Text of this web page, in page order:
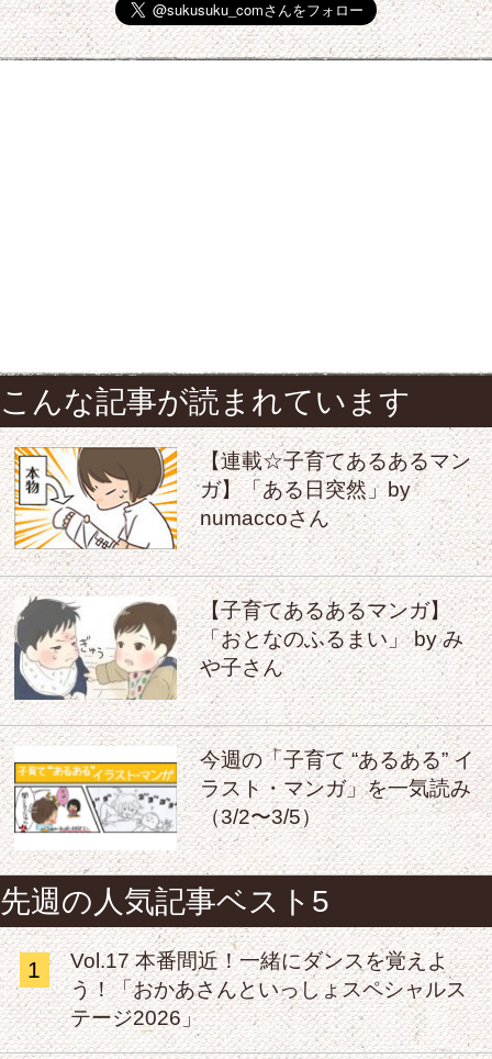
こんな記事が読まれています
【連載☆子育てあるあるマン
ガ】「ある日突然」by
numaccoさん
【子育てあるあるマンガ】
「おとなのふるまい」 by み
や子さん
今週の「子育て “あるある” イ
ラスト・マンガ」を一気読み
（3/2〜3/5）
先週の人気記事ベスト5
1
Vol.17 本番間近！一緒にダンスを覚えよ
う！「おかあさんといっしょスペシャルス
テージ2026」